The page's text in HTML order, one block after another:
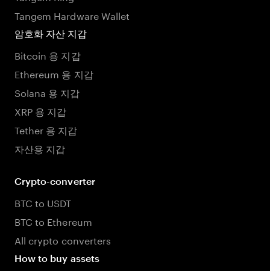
Tangem Hardware Wallet
암호화 자산 지갑
Bitcoin 용 지갑
Ethereum 용 지갑
Solana 용 지갑
XRP 용 지갑
Tether 용 지갑
자산용 지갑
Crypto-converter
BTC to USDT
BTC to Ethereum
All crypto converters
How to buy assets